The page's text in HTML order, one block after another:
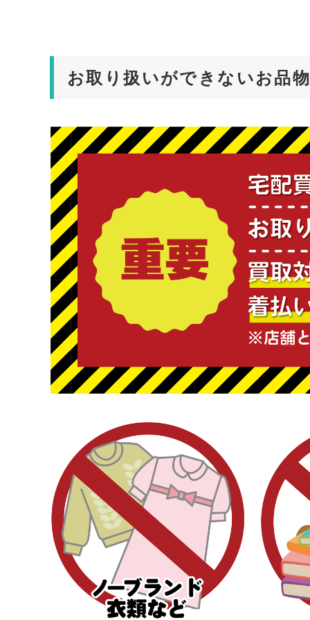
お取り扱いができないお品